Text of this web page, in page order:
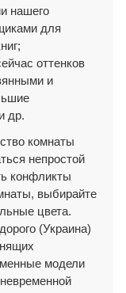
нашего
для
оттенков
и
др.
комнаты
непростой
конфликты
выбирайте
цвета.
(Украина)
модели